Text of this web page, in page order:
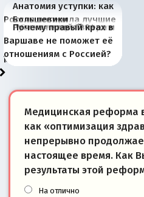
Анатомия уступки: как
Россия потеряла лучшие
рыбопромысловые
районы Баренцева
моря
Большевики
отличаются от «Яблока»
тем, что они -
победители
Киевская марионетка
Запада рассказала о
«переобувании» хозяев
В России назрели
перемены: 15 шагов к
суверенной экономике
Миграционный пожар
Европы
Россия начинает
сбрасывать балласт
Анкориджа
Россия зимой 1904
года: первые уступки во
внутренней политике
Русская нация вчера и
сегодня
Почему правый крах в
Варшаве не поможет её
отношениям с Россией?
Медицинская реформа
как «оптимизация
непрерывно
настоящее время. Как
результаты этой
На отлично